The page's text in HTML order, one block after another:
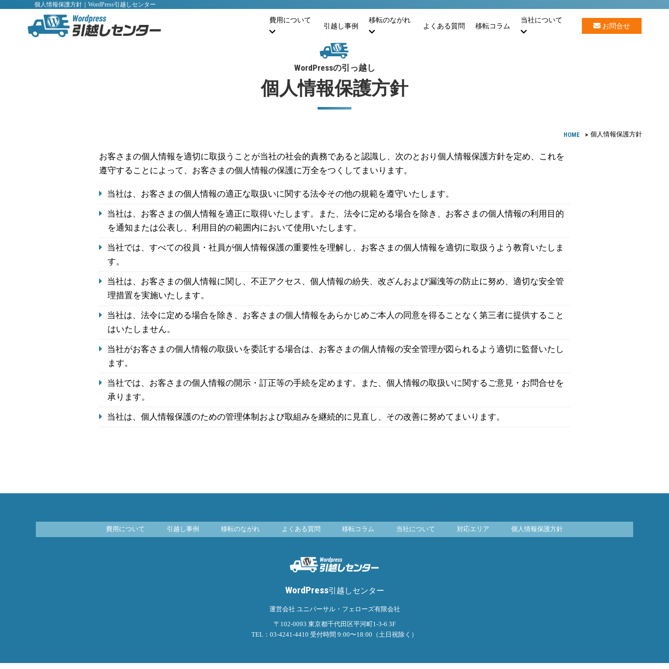
個人情報保護方針｜WordPress引越しセンター
費用について
引越し事例
移転のながれ
よくある質問 移転コラム
当社について
お問合せ
WordPressの引っ越し
個人情報保護方針
HOME 個人情報保護方針
お客さまの個人情報を適切に取扱うことが当社の社会的責務であると認識し、次のとおり個人情報保護方針を定め、これを
遵守することによって、お客さまの個人情報の保護に万全をつくしてまいります。
当社は、お客さまの個人情報の適正な取扱いに関する法令その他の規範を遵守いたします。
当社は、お客さまの個人情報を適正に取得いたします。また、法令に定める場合を除き、お客さまの個人情報の利用目的
を通知または公表し、利用目的の範囲内において使用いたします。
当社では、すべての役員・社員が個人情報保護の重要性を理解し、お客さまの個人情報を適切に取扱うよう教育いたしま
す。
当社は、お客さまの個人情報に関し、不正アクセス、個人情報の紛失、改ざんおよび漏洩等の防止に努め、適切な安全管
理措置を実施いたします。
当社は、法令に定める場合を除き、お客さまの個人情報をあらかじめご本人の同意を得ることなく第三者に提供すること
はいたしません。
当社がお客さまの個人情報の取扱いを委託する場合は、お客さまの個人情報の安全管理が図られるよう適切に監督いたし
ます。
当社では、お客さまの個人情報の開示・訂正等の手続を定めます。また、個人情報の取扱いに関するご意見・お問合せを
承ります。
当社は、個人情報保護のための管理体制および取組みを継続的に見直し、その改善に努めてまいります。
費用について 引越し事例 移転のながれ よくある質問 移転コラム 当社について 対応エリア 個人情報保護方針
WordPress引越しセンター
運営会社 ユニバーサル・フェローズ有限会社
〒102-0093 東京都千代田区平河町1-3-6 3F
TEL：03-4241-4410 受付時間 9:00〜18:00（土日祝除く）